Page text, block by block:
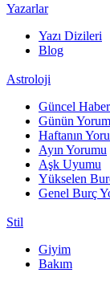
Yazarlar
Yazı Dizileri
Blog
Astroloji
Güncel
Günün
Haftanın
Ayın Yorumu
Aşk Uyumu
Yükselen
Genel Burç
Stil
Giyim
Bakım